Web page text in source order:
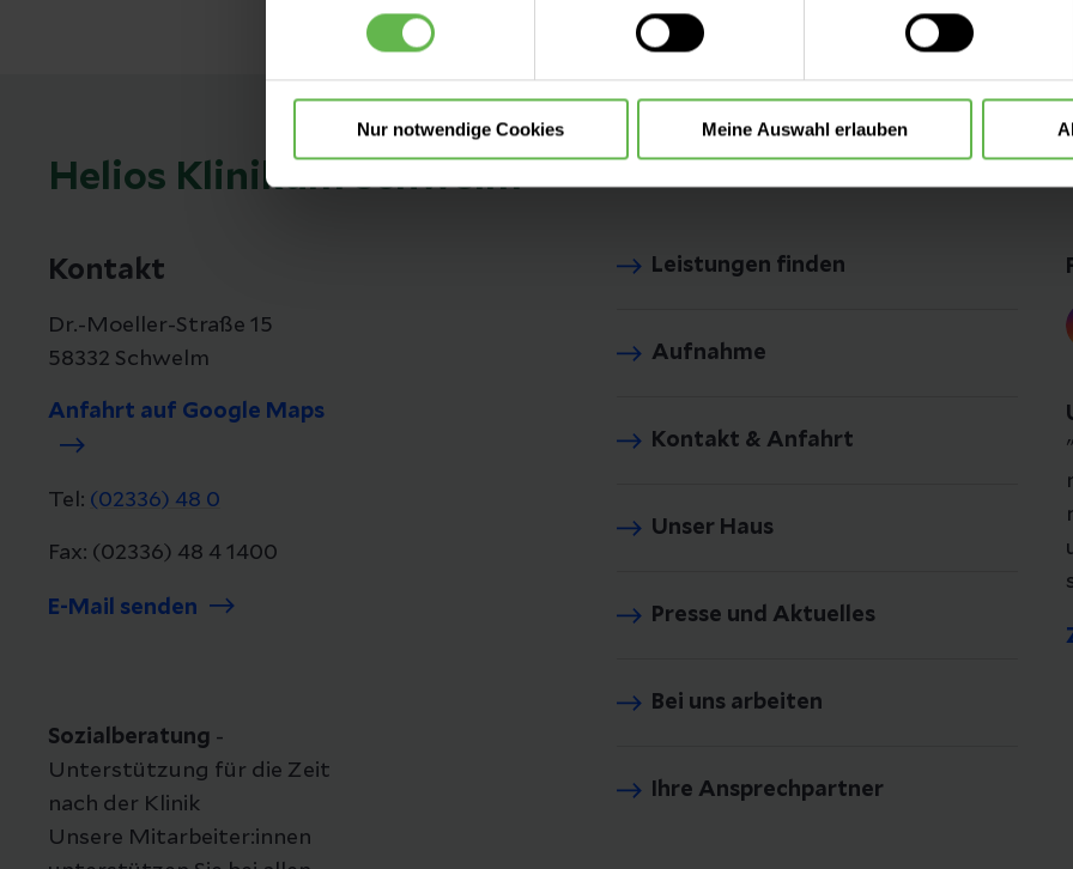
einzuwilligen. Ihre Auswahlentscheidung können Sie jederzeit ändern oder widerrufen.
Nur notwendige Cookies Meine Auswahl erlauben
Helios Klinikum Schwelm
Kontakt
Dr.-Moeller-Straße 15
58332 Schwelm
Anfahrt auf Google Maps
Tel: (02336) 48 0
Fax: (02336) 48 4 1400
E-Mail senden
Sozialberatung -
Unterstützung für die Zeit
nach der Klinik
Unsere Mitarbeiter:innen
Leistungen finden
Aufnahme
Kontakt & Anfahrt
Unser Haus
Presse und Aktuelles
Bei uns arbeiten
Ihre Ansprechpartner